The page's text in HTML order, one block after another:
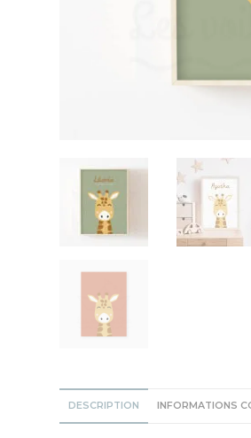
DESCRIPTION INFORMATIONS